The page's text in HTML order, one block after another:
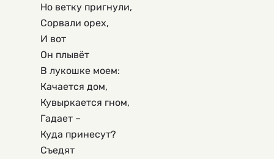
	Но ветку пригнули,
	Сорвали орех,
	И вот
	Он плывёт
	В лукошке моем:
	Качается дом,
	Кувыркается гном,
	Гадает –
	Куда принесут?
	Съедят